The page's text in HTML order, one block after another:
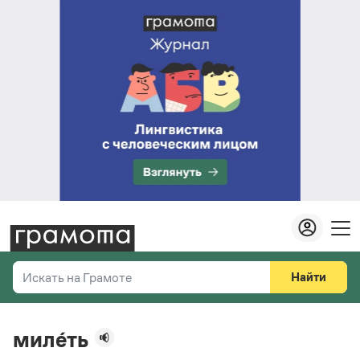
Искать на Грамоте
Справочная служба
Найти
миле́ть